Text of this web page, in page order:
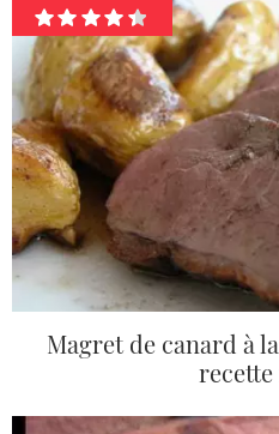
Magret de canard à